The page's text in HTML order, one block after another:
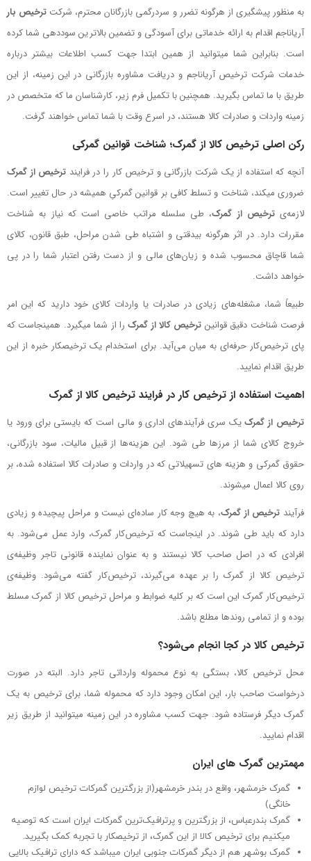
به منظور پیشگیری از هرگونه تضرر و سردرگمی بازرگانان محترم، شرکت ترخیص بار
آریاناجم اقدام به ارائه خدماتی برای آسودگی و تضمین بالاترین سوددهی شما کرده
است. بنابراین شما می­توانید از همین ابتدا جهت کسب اطلاعات بیشتر درباره
خدمات شرکت ترخیص آریاناجم و دریافت مشاوره بازرگانی در این زمینه، از این
طریق با ما تماس بگیرید. همچنین با تکمیل فرم زیر، کارشناسان ما که متخصص در
زمینه واردات و صادرات کالا هستند، در اسرع وقت با شما تماس خواهند گرفت.
رکن اصلی ترخیص کالا از گمرک؛ شناخت قوانین گمرکی
آنچه که استفاده از یک شرکت بازرگانی و ترخیص کار را در فرایند ترخیص از گمرک
ضروری می­کند، شناخت و تسلط کافی بر قوانین گمرکیِ همیشه در حال تغییر است.
لازمه‌یترخیص از گمرک، طی سلسله مراتب خاصی است که نیاز به شناخت
مقررات دارد. در اثر هرگونه بی­دقتی و اشتباه طی شدن مراحل، طبق قانون، کالای
شما قاچاق محسوب شده و زیان‌های مالی و از دست رفتن اعتبار شما را در پی
خواهد داشت.
طبیعاً شما، مشغله‌های زیادی در صادرات یا واردات کالای خود دارید که این امر
فرصت شناخت دقیق قوانین ترخیص کالا از گمرکرا از شما می­گیرد. همینجاست که
پای ترخیص‌کار حرفه‌‌ای به میان می‌آید. برای استخدام یک ترخیص­کار خبره از این
طریق اقدام نمایید.
اهمیت استفاده از ترخیص­ کار در فرایند ترخیص کالا از گمرک
ترخیص از گمرکیک سری فرآیندهای اداری و مالی است که بایستی برای ورود یا
خروج کالای شما از مرزها طی شود. این هزینه‌ها از قبیل مالیات، سود بازرگانی،
حقوق گمرکی و هزینه ­ها‌ی تسهیلاتی که در واردات و صادرات کالا استفاده شده، بر
روی کالا اعمال می­شوند.
فرآیند ترخیص از گمرک، به هیچ وجه کار ساده‌ای نیست و مراحل پیچیده و زیادی
دارد که باید طی شوند. در اینجاست که ترخیص‌کار گمرک، وارد عمل می‌شود. به
افرادی که در اصل صاحب کالا نیستند و به عنوان نماینده قانونی تاجر وظیفه‌ی
ترخیص کالا از گمرک را بر عهده می‌گیرند، ترخیص‌کار گفته می‌شود. وظیفه‌ی
ترخیص‌کار گمرک این است که بر کلیه ضوابط و مراحل ترخیص کالا از گمرک مسلط
بوده و از تمامی روندها مطلع باشد.
ترخیص کالا در کجا انجام می‌شود؟
محل ترخیص کالا، بستگی به نوع محموله وارداتی تاجر دارد. البته در صورت
درخواست صاحب بار، این امکان وجود دارد که محموله شما، برای ترخیص به یک
گمرک دیگر فرستاده شود. جهت کسب مشاوره در این زمینه می­توانید از طریق زیر
اقدام نمایید.
مهم­ترین گمرک­ های ایران
گمرک خرمشهر، واقع در بندر خرمشهر(از بزرگترین گمرکات ترخیص لوازم
خانگی)
گمرک بندرعباس، از بزرگ­ترین و پرترافیک‌ترین گمرکات ایران است که توصیه
می­کنیم برای ترخیص کالا از این گمرک، از ترخیص­کار با تجربه کمک بگیرید.
گمرک بوشهر هم از دیگر گمرکات جنوبی ایران می­باشد که دارای ترافیک بالایی